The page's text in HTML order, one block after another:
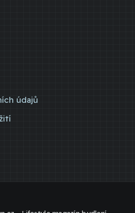
údajů